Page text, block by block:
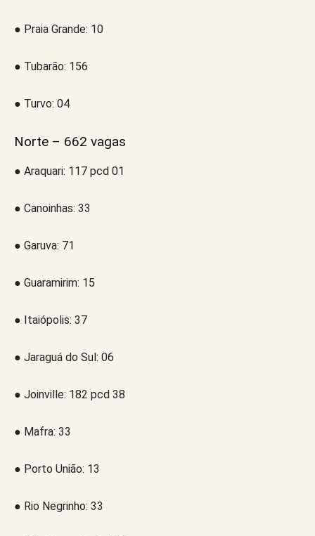
● Praia Grande: 10
● Tubarão: 156
● Turvo: 04
Norte – 662 vagas
● Araquari: 117 pcd 01
● Canoinhas: 33
● Garuva: 71
● Guaramirim: 15
● Itaiópolis: 37
● Jaraguá do Sul: 06
● Joinville: 182 pcd 38
● Mafra: 33
● Porto União: 13
● Rio Negrinho: 33